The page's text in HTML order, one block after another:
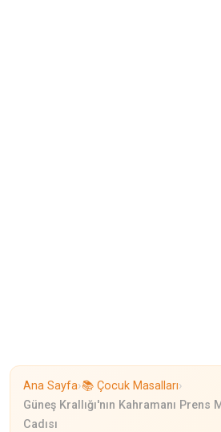
Ana Sayfa›📚 Çocuk Masalları›
Güneş Krallığı'nın Kahramanı Prens
Cadısı